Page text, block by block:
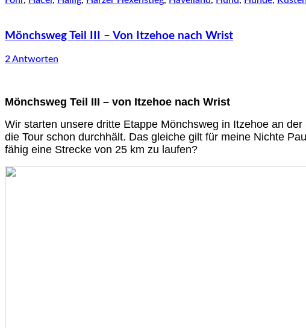
Mönchsweg Teil III – Von Itzehoe nach Wrist
2 Antworten
Mönchsweg Teil III – von Itzehoe nach Wrist
Wir starten unsere dritte Etappe Mönchsweg in Itzehoe an
die Tour schon durchhält. Das gleiche gilt für meine Nichte
fähig eine Strecke von 25 km zu laufen?